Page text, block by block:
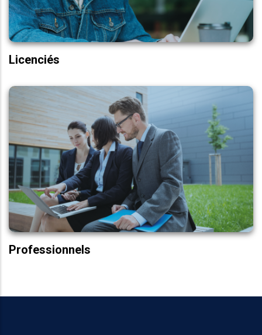
Master Pro.
Licenciés
Bac+5 Pro.
Marketing & Développement Commercial
Marketing Digital
Finance d’entreprise
Ressources humaines
Transformation Digitale
Certificats Pro
Professionnels